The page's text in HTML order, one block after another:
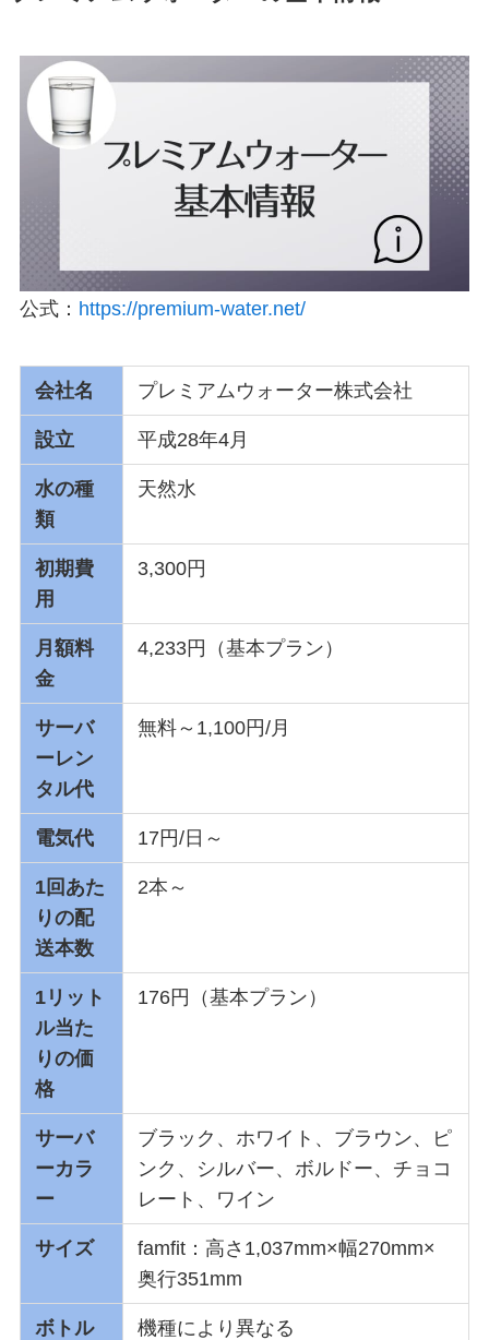
公式： https://premium-water.net/
会社名 プレミアムウォーター株式会社
設立 平成28年4月
水の種
類
天然水
初期費
用
3,300円
月額料
金
4,233円（基本プラン）
サーバ
ーレン
タル代
無料～1,100円/月
電気代 17円/日～
1回あた
りの配
送本数
2本～
1リット
ル当た
りの価
格
176円（基本プラン）
サーバ
ーカラ
ー
ブラック、ホワイト、ブラウン、ピ
ンク、シルバー、ボルドー、チョコ
レート、ワイン
サイズ
famfit：高さ1,037mm×幅270mm×
奥行351mm
ボトル
機種により異なる